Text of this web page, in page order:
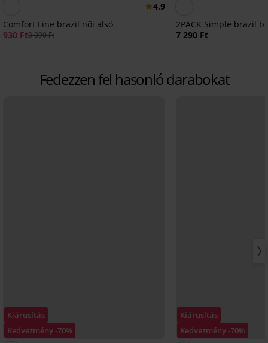
4,9
Comfort Line brazil női alsó
930 Ft3 090 Ft
2PACK Simple brazil
7 290 Ft
Fedezzen fel hasonló darabokat
Kiárusítás
Kedvezmény -70%
Kiárusítás
Kedvezmény -70%